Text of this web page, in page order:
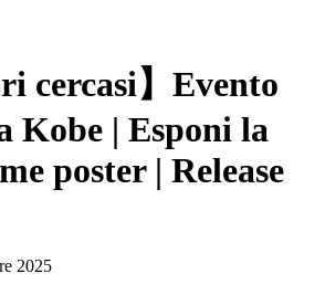
cercasi】Evento
Kobe | Esponi la
poster | Release
2025